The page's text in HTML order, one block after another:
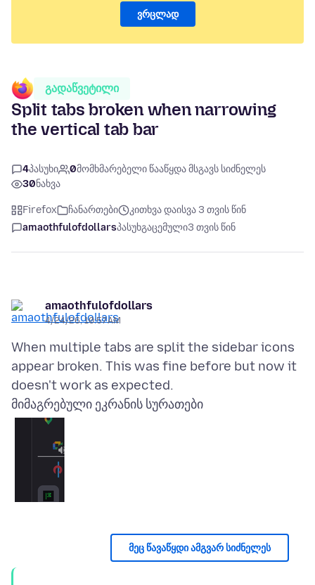
ვრცლად
გადაწვეტილი
Split tabs broken when narrowing
the vertical tab bar
4პასუხი 0მომხმარებელი წააწყდა მსგავს სიძნელეს
30ნახვა
Firefox ჩანართები
კითხვა დაისვა 3 თვის წინ
amaothfulofdollarsპასუხგაცემული3 თვის წინ
amaothfulofdollars
4/24/26, 10:57 AM
When multiple tabs are split the sidebar icons
appear broken. This was fine before but now it
მიმაგრებული ეკრანის სურათები
მეც წავაწყდი ამგვარ სიძნელეს